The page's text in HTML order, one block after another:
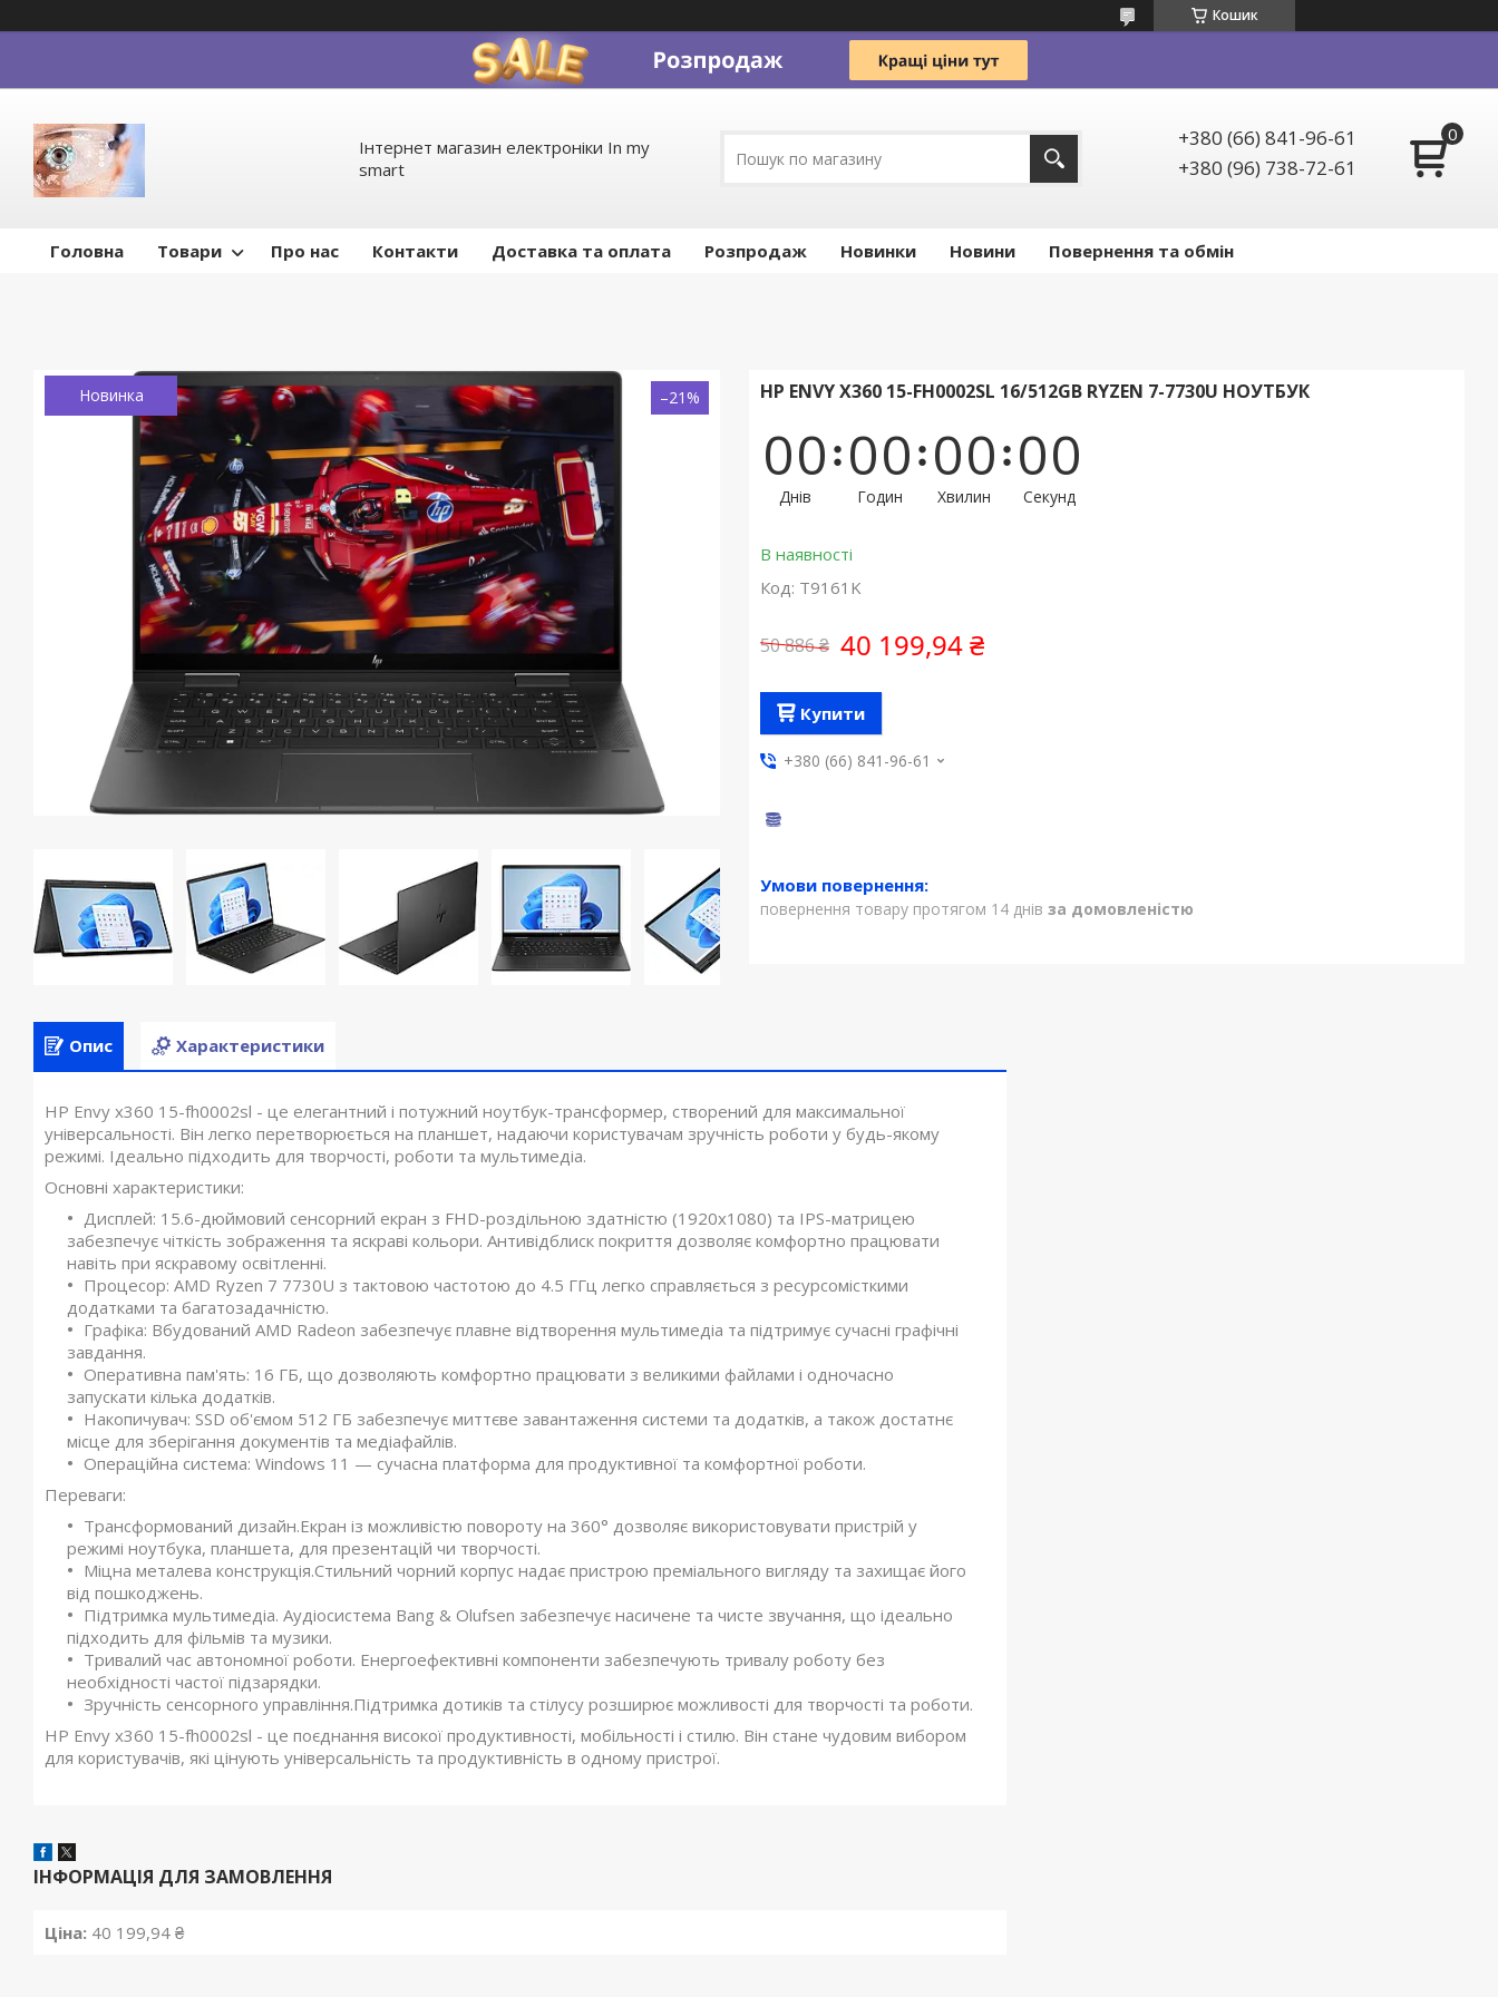
Кошик
Інтернет магазин електроніки In my
smart
+380 (66) 841-96-61
+380 (96) 738-72-61
Головна Товари Про нас Контакти Доставка та оплата Pозпродаж Новинки Новини Повернення та обмін
Новинка –21% HP ENVY X360 15-FH0002SL 16/512GB RYZEN 7-7730U НОУТБУК
00
Днів
00
Годин
00
Хвилин
00
Секунд
В наявності
Код: T9161K
50 886 ₴ 40 199,94 ₴
Купити
+380 (66) 841-96-61
повернення товару протягом 14 днів за домовленістю
Опис Характеристики
HP Envy x360 15-fh0002sl - це елегантний і потужний ноутбук-трансформер, створений для максимальної
універсальності. Він легко перетворюється на планшет, надаючи користувачам зручність роботи у будь-якому
режимі. Ідеально підходить для творчості, роботи та мультимедіа.
Основні характеристики:
Дисплей: 15.6-дюймовий сенсорний екран з FHD-роздільною здатністю (1920x1080) та IPS-матрицею
забезпечує чіткість зображення та яскраві кольори. Антивідблиск покриття дозволяє комфортно працювати
навіть при яскравому освітленні.
Процесор: AMD Ryzen 7 7730U з тактовою частотою до 4.5 ГГц легко справляється з ресурсомісткими
додатками та багатозадачністю.
Графіка: Вбудований AMD Radeon забезпечує плавне відтворення мультимедіа та підтримує сучасні графічні
завдання.
Оперативна пам'ять: 16 ГБ, що дозволяють комфортно працювати з великими файлами і одночасно
запускати кілька додатків.
Накопичувач: SSD об'ємом 512 ГБ забезпечує миттєве завантаження системи та додатків, а також достатнє
місце для зберігання документів та медіафайлів.
Операційна система: Windows 11 — сучасна платформа для продуктивної та комфортної роботи.
Переваги:
Трансформований дизайн.Екран із можливістю повороту на 360° дозволяє використовувати пристрій у
режимі ноутбука, планшета, для презентацій чи творчості.
Міцна металева конструкція.Стильний чорний корпус надає пристрою преміального вигляду та захищає його
від пошкоджень.
Підтримка мультимедіа. Аудіосистема Bang & Olufsen забезпечує насичене та чисте звучання, що ідеально
підходить для фільмів та музики.
Тривалий час автономної роботи. Енергоефективні компоненти забезпечують тривалу роботу без
необхідності частої підзарядки.
Зручність сенсорного управління.Підтримка дотиків та стілусу розширює можливості для творчості та роботи.
HP Envy x360 15-fh0002sl - це поєднання високої продуктивності, мобільності і стилю. Він стане чудовим вибором
для користувачів, які цінують універсальність та продуктивність в одному пристрої.
ІНФОРМАЦІЯ ДЛЯ ЗАМОВЛЕННЯ
Ціна: 40 199,94 ₴